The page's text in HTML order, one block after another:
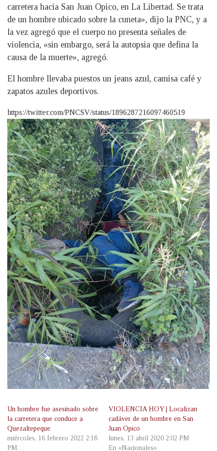
carretera hacia San Juan Opico, en La Libertad. Se trata
de un hombre ubicado sobre la cuneta», dijo la PNC, y a
la vez agregó que el cuerpo no presenta señales de
violencia, «sin embargo, será la autopsia que defina la
causa de la muerte», agregó.
El hombre llevaba puestos un jeans azul, camisa café y
zapatos azules deportivos.
https://twitter.com/PNCSV/status/1896287216097460519
Un hombre fue asesinado sobre
la carretera que conduce a
Quezaltepeque
miércoles, 16 febrero 2022 2:18
PM
VIOLENCIA HOY | Localizan
cadáver de un hombre en San
Juan Opico
lunes, 13 abril 2020 2:02 PM
En «Nacionales»